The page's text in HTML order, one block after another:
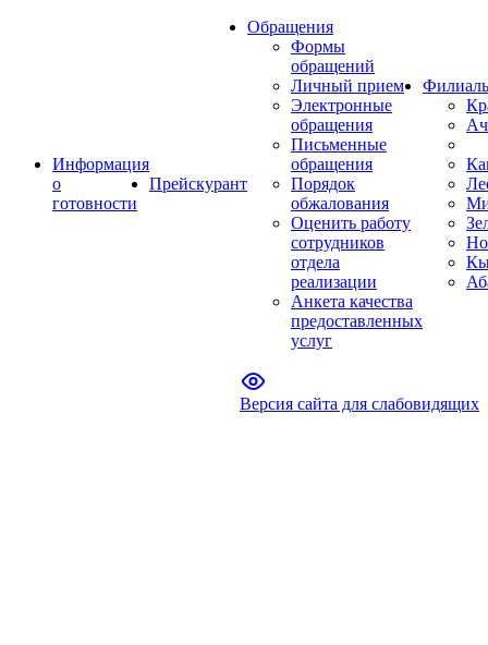
Информация
о
готовности
Прейскурант
Обращения
Формы
обращений
Личный прием
Электронные
обращения
Письменные
обращения
Порядок
обжалования
Оценить работу
сотрудников
отдела
реализации
Анкета качества
предоставленных
услуг
Версия сайта для слабовидящих